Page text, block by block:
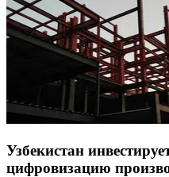
Узбекистан
цифровизацию